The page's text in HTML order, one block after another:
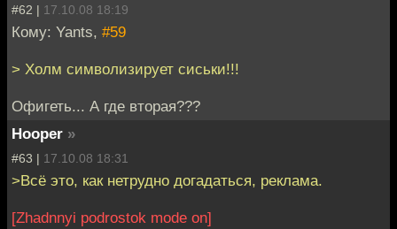
#62 | 17.10.08 18:19
Кому: Yants, #59
> Холм символизирует сиськи!!!
Офигеть... А где вторая???
Hooper »
#63 | 17.10.08 18:31
>Всё это, как нетрудно догадаться, реклама.
[Zhadnnyi podrostok mode on]